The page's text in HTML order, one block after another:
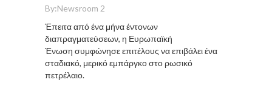
By:Newsroom 2
Έπειτα από ένα μήνα έντονων
διαπραγματεύσεων, η Ευρωπαϊκή
Ένωση συμφώνησε επιτέλους να επιβάλει ένα
σταδιακό, μερικό εμπάργκο στο ρωσικό
πετρέλαιο.